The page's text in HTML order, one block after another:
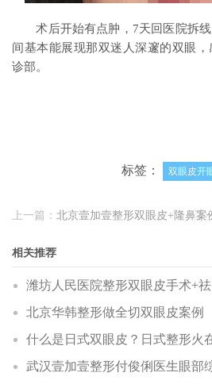
术后开始有点肿，7天回医院拆线
间基本能展现那双迷人深邃的双眼
诊部。
标签： 双眼皮开
上一篇： 北京壹加壹整形双眼皮+隆鼻案
下
相关推荐
潍坊人民医院整形双眼皮手术+
北京华韩整形做全切双眼皮案例
什么是日式双眼皮？日式整形火
武汉壹加壹整形付俊俐医生眼部